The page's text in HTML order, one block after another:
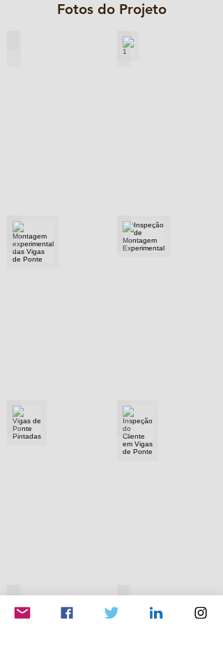
Fotos do Projeto
1
Montagem experimental das Vigas de Ponte
Inspeção de Montagem
Vigas de Ponte Pintadas Inspeção do Cliente em
Galvanização por Imersão a Quente de Vigas
Ponte Oro, PNG